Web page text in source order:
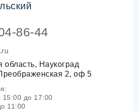
86-44
область, Наукоград
2, оф 5
15:00 до 17:00
11:00